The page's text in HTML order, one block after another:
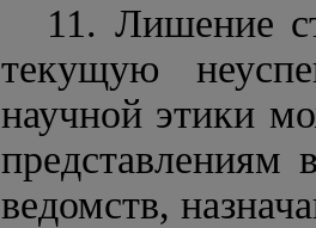
11. Лишение
текущую
научной этики
представлениям
ведомств,